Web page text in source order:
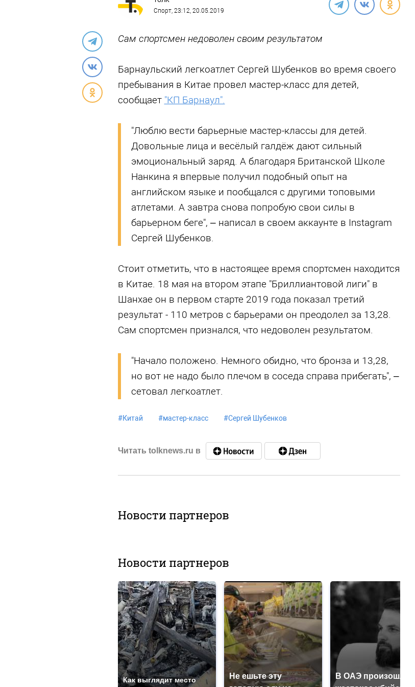
Спорт, 23:12, 20.05.2019
Сам спортсмен недоволен своим результатом
Барнаульский легкоатлет Сергей Шубенков во время своего
пребывания в Китае провел мастер-класс для детей,
сообщает "КП Барнаул".
"Люблю вести барьерные мастер-классы для детей.
Довольные лица и весёлый галдёж дают сильный
эмоциональный заряд. А благодаря Британской Школе
Нанкина я впервые получил подобный опыт на
английском языке и пообщался с другими топовыми
атлетами. А завтра снова попробую свои силы в
барьерном беге", – написал в своем аккаунте в Instagram
Сергей Шубенков.
Стоит отметить, что в настоящее время спортсмен находится
в Китае. 18 мая на втором этапе "Бриллиантовой лиги" в
Шанхае он в первом старте 2019 года показал третий
результат - 110 метров с барьерами он преодолел за 13,28.
Сам спортсмен признался, что недоволен результатом.
"Начало положено. Немного обидно, что бронза и 13,28,
но вот не надо было плечом в соседа справа прибегать", –
сетовал легкоатлет.
#Китай #мастер-класс #Сергей Шубенков
Читать tolknews.ru в
Новости партнеров
Новости партнеров
Как выглядит место
Не ешьте эту
В ОАЭ произошло